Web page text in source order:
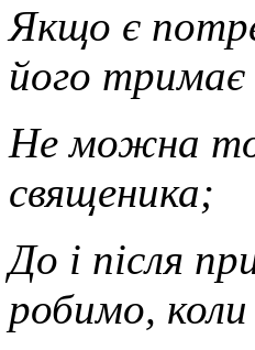
Якщо є
його
Не можна
священика;
До і після
робимо,